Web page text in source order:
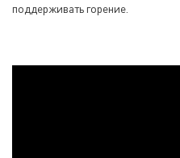
поддерживать горение.